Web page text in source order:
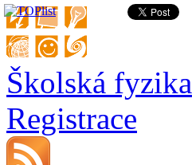
Školská fyzika
Registrace